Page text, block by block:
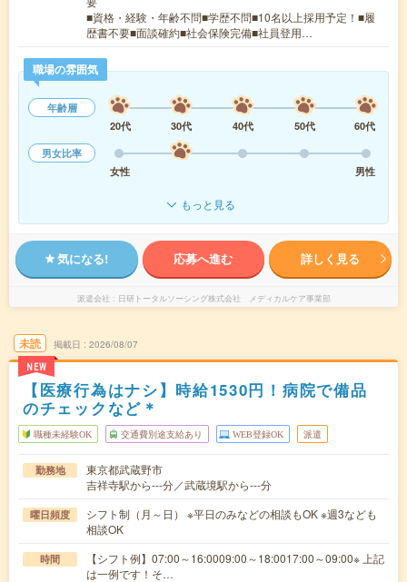
■資格・経験・年齢不問■学歴不問■10名以上採用予定！■履
歴書不要■面談確約■社会保険完備■社員登用…
職場の雰囲気
年齢層
20代
30代 40代 50代
60代
男女比率
女性
男性
もっと見る
気になる! 応募へ進む 詳しく見る
派遣会社 日研トータルソーシング株式会社 メディカルケア事業部
未読
NEW
掲載日 2026/08/07
【医療行為はナシ】時給1530円！病院で備品
のチェックなど＊
職種未経験OK 交通費別途支給あり WEB登録OK 派遣
勤務地
東京都武蔵野市
吉祥寺駅から---分／武蔵境駅から---分
曜日頻度
シフト制（月～日） ※平日のみなどの相談もOK ※週3なども
相談OK
時間
【シフト例】07:00～16:0009:00～18:0017:00～09:00※ 上記
は一例です！そ…